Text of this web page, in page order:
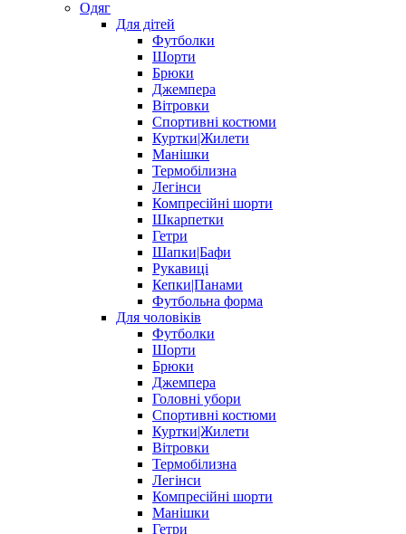
Одяг
Для дітей
Футболки
Шорти
Брюки
Джемпера
Вітровки
Спортивні костюми
Куртки|Жилети
Манішки
Термобілизна
Легінси
Компресійні шорти
Шкарпетки
Гетри
Шапки|Бафи
Рукавиці
Кепки|Панами
Футбольна форма
Для чоловіків
Футболки
Шорти
Брюки
Джемпера
Головні убори
Спортивні костюми
Куртки|Жилети
Вітровки
Термобілизна
Легінси
Компресійні шорти
Манішки
Гетри